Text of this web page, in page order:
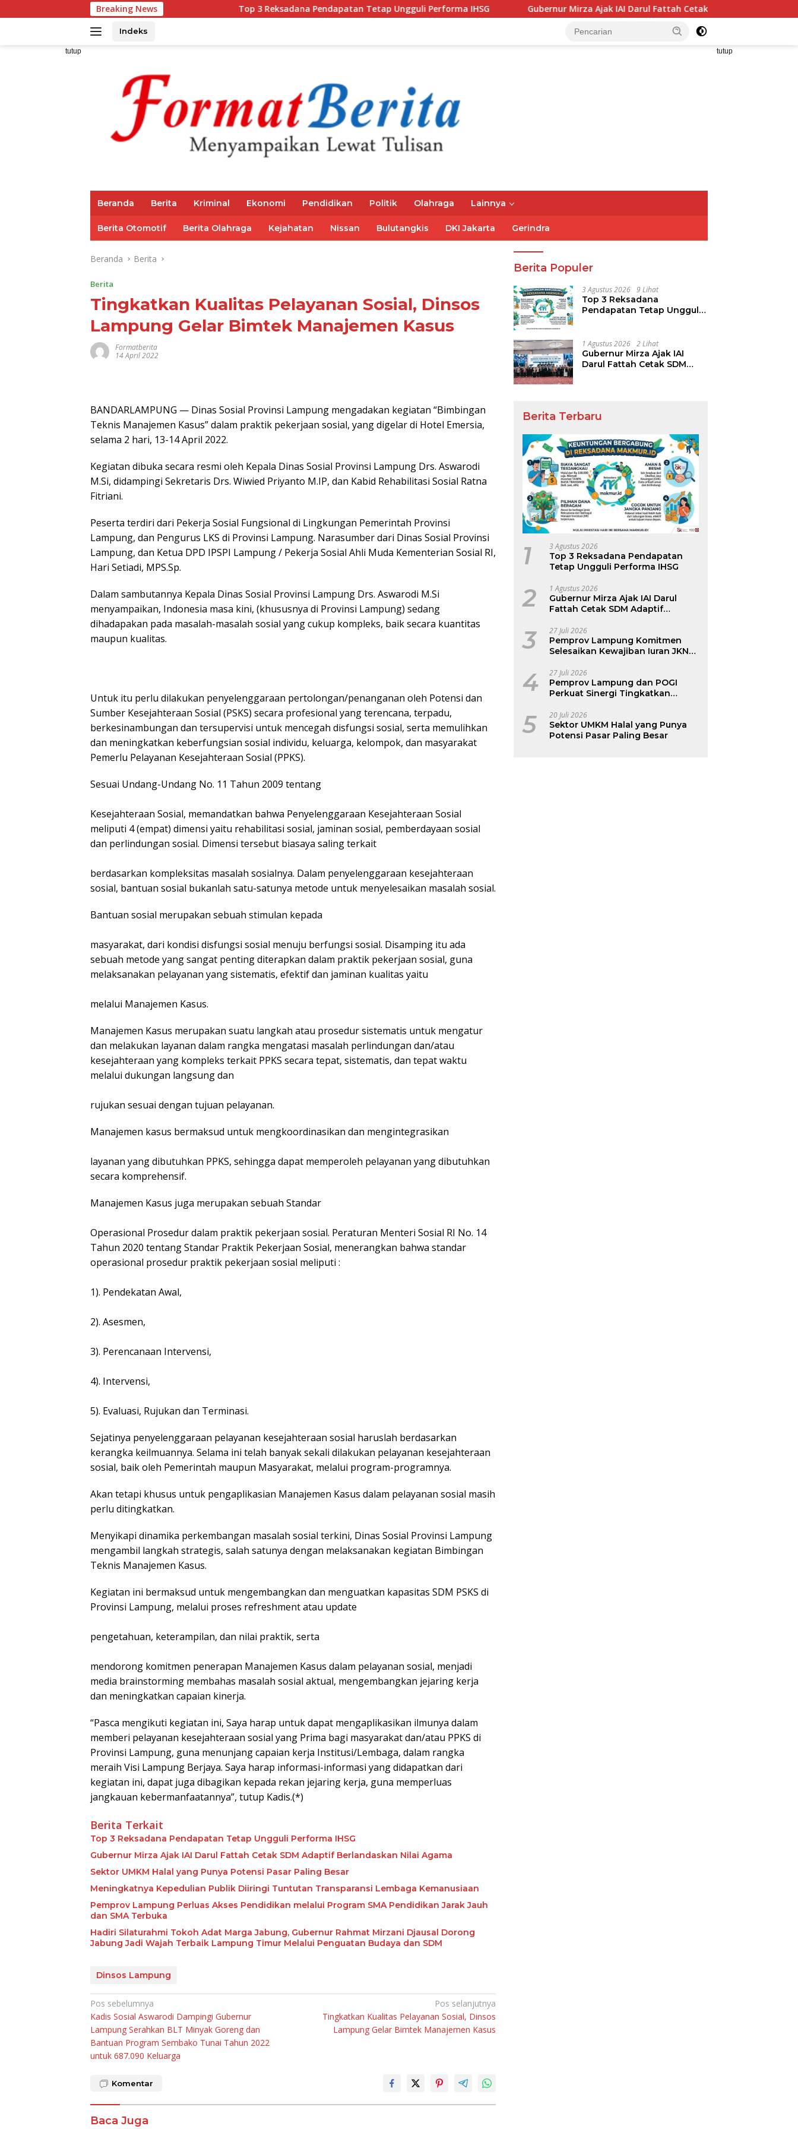
ke
Breaking News Top 3 Reksadana Pendapatan Tetap Ungguli Performa IHSG Gubernur Mirza Ajak IAI Darul Fattah Cetak SDM Adaptif Berlandaskan Nilai
Indeks
tutup tutup
Beranda Berita Kriminal Ekonomi Pendidikan Politik Olahraga Lainnya
Berita Otomotif Berita Olahraga Kejahatan Nissan Bulutangkis DKI Jakarta Gerindra
Beranda Berita
Berita
Tingkatkan Kualitas Pelayanan Sosial, Dinsos
Lampung Gelar Bimtek Manajemen Kasus
Formatberita
14 April 2022
BANDARLAMPUNG — Dinas Sosial Provinsi Lampung mengadakan kegiatan “Bimbingan
Teknis Manajemen Kasus” dalam praktik pekerjaan sosial, yang digelar di Hotel Emersia,
selama 2 hari, 13-14 April 2022.
Kegiatan dibuka secara resmi oleh Kepala Dinas Sosial Provinsi Lampung Drs. Aswarodi
M.Si, didampingi Sekretaris Drs. Wiwied Priyanto M.IP, dan Kabid Rehabilitasi Sosial Ratna
Fitriani.
Peserta terdiri dari Pekerja Sosial Fungsional di Lingkungan Pemerintah Provinsi
Lampung, dan Pengurus LKS di Provinsi Lampung. Narasumber dari Dinas Sosial Provinsi
Lampung, dan Ketua DPD IPSPI Lampung / Pekerja Sosial Ahli Muda Kementerian Sosial RI,
Hari Setiadi, MPS.Sp.
Dalam sambutannya Kepala Dinas Sosial Provinsi Lampung Drs. Aswarodi M.Si
menyampaikan, Indonesia masa kini, (khususnya di Provinsi Lampung) sedang
dihadapakan pada masalah-masalah sosial yang cukup kompleks, baik secara kuantitas
maupun kualitas.
Untuk itu perlu dilakukan penyelenggaraan pertolongan/penanganan oleh Potensi dan
Sumber Kesejahteraan Sosial (PSKS) secara profesional yang terencana, terpadu,
berkesinambungan dan tersupervisi untuk mencegah disfungsi sosial, serta memulihkan
dan meningkatkan keberfungsian sosial individu, keluarga, kelompok, dan masyarakat
Pemerlu Pelayanan Kesejahteraan Sosial (PPKS).
Sesuai Undang-Undang No. 11 Tahun 2009 tentang
Kesejahteraan Sosial, memandatkan bahwa Penyelenggaraan Kesejahteraan Sosial
meliputi 4 (empat) dimensi yaitu rehabilitasi sosial, jaminan sosial, pemberdayaan sosial
dan perlindungan sosial. Dimensi tersebut biasaya saling terkait
berdasarkan kompleksitas masalah sosialnya. Dalam penyelenggaraan kesejahteraan
sosial, bantuan sosial bukanlah satu-satunya metode untuk menyelesaikan masalah sosial.
Bantuan sosial merupakan sebuah stimulan kepada
masyarakat, dari kondisi disfungsi sosial menuju berfungsi sosial. Disamping itu ada
sebuah metode yang sangat penting diterapkan dalam praktik pekerjaan sosial, guna
melaksanakan pelayanan yang sistematis, efektif dan jaminan kualitas yaitu
melalui Manajemen Kasus.
Manajemen Kasus merupakan suatu langkah atau prosedur sistematis untuk mengatur
dan melakukan layanan dalam rangka mengatasi masalah perlindungan dan/atau
kesejahteraan yang kompleks terkait PPKS secara tepat, sistematis, dan tepat waktu
melalui dukungan langsung dan
rujukan sesuai dengan tujuan pelayanan.
Manajemen kasus bermaksud untuk mengkoordinasikan dan mengintegrasikan
layanan yang dibutuhkan PPKS, sehingga dapat memperoleh pelayanan yang dibutuhkan
secara komprehensif.
Manajemen Kasus juga merupakan sebuah Standar
Operasional Prosedur dalam praktik pekerjaan sosial. Peraturan Menteri Sosial RI No. 14
Tahun 2020 tentang Standar Praktik Pekerjaan Sosial, menerangkan bahwa standar
operasional prosedur praktik pekerjaan sosial meliputi :
1). Pendekatan Awal,
2). Asesmen,
3). Perencanaan Intervensi,
4). Intervensi,
5). Evaluasi, Rujukan dan Terminasi.
Sejatinya penyelenggaraan pelayanan kesejahteraan sosial haruslah berdasarkan
kerangka keilmuannya. Selama ini telah banyak sekali dilakukan pelayanan kesejahteraan
sosial, baik oleh Pemerintah maupun Masyarakat, melalui program-programnya.
Akan tetapi khusus untuk pengaplikasian Manajemen Kasus dalam pelayanan sosial masih
perlu ditingkatkan.
Menyikapi dinamika perkembangan masalah sosial terkini, Dinas Sosial Provinsi Lampung
mengambil langkah strategis, salah satunya dengan melaksanakan kegiatan Bimbingan
Teknis Manajemen Kasus.
Kegiatan ini bermaksud untuk mengembangkan dan menguatkan kapasitas SDM PSKS di
Provinsi Lampung, melalui proses refreshment atau update
pengetahuan, keterampilan, dan nilai praktik, serta
mendorong komitmen penerapan Manajemen Kasus dalam pelayanan sosial, menjadi
media brainstorming membahas masalah sosial aktual, mengembangkan jejaring kerja
dan meningkatkan capaian kinerja.
“Pasca mengikuti kegiatan ini, Saya harap untuk dapat mengaplikasikan ilmunya dalam
memberi pelayanan kesejahteraan sosial yang Prima bagi masyarakat dan/atau PPKS di
Provinsi Lampung, guna menunjang capaian kerja Institusi/Lembaga, dalam rangka
meraih Visi Lampung Berjaya. Saya harap informasi-informasi yang didapatkan dari
kegiatan ini, dapat juga dibagikan kepada rekan jejaring kerja, guna memperluas
jangkauan kebermanfaatannya”, tutup Kadis.(*)
Berita Terkait
Top 3 Reksadana Pendapatan Tetap Ungguli Performa IHSG
Gubernur Mirza Ajak IAI Darul Fattah Cetak SDM Adaptif Berlandaskan Nilai Agama
Sektor UMKM Halal yang Punya Potensi Pasar Paling Besar
Meningkatnya Kepedulian Publik Diiringi Tuntutan Transparansi Lembaga Kemanusiaan
Pemprov Lampung Perluas Akses Pendidikan melalui Program SMA Pendidikan Jarak Jauh
dan SMA Terbuka
Hadiri Silaturahmi Tokoh Adat Marga Jabung, Gubernur Rahmat Mirzani Djausal Dorong
Jabung Jadi Wajah Terbaik Lampung Timur Melalui Penguatan Budaya dan SDM
Dinsos Lampung
Navigasi
pos
Pos sebelumnya
Kadis Sosial Aswarodi Dampingi Gubernur
Lampung Serahkan BLT Minyak Goreng dan
Bantuan Program Sembako Tunai Tahun 2022
untuk 687.090 Keluarga
Pos selanjutnya
Tingkatkan Kualitas Pelayanan Sosial, Dinsos
Lampung Gelar Bimtek Manajemen Kasus
Komentar
Baca Juga
Berita Populer
3 Agustus 2026 9 Lihat
Top 3 Reksadana
Pendapatan Tetap Ungguli
1 Agustus 2026 2 Lihat
Gubernur Mirza Ajak IAI
Darul Fattah Cetak SDM
Berita Terbaru
1 3 Agustus 2026
Top 3 Reksadana Pendapatan
Tetap Ungguli Performa IHSG
2 1 Agustus 2026
Gubernur Mirza Ajak IAI Darul
Fattah Cetak SDM Adaptif
3 27 Juli 2026
Pemprov Lampung Komitmen
Selesaikan Kewajiban Iuran JKN
Kepesertaan BPJS Kesehatan
4 27 Juli 2026
Pemprov Lampung dan POGI
Perkuat Sinergi Tingkatkan
5 20 Juli 2026
Sektor UMKM Halal yang Punya
Potensi Pasar Paling Besar